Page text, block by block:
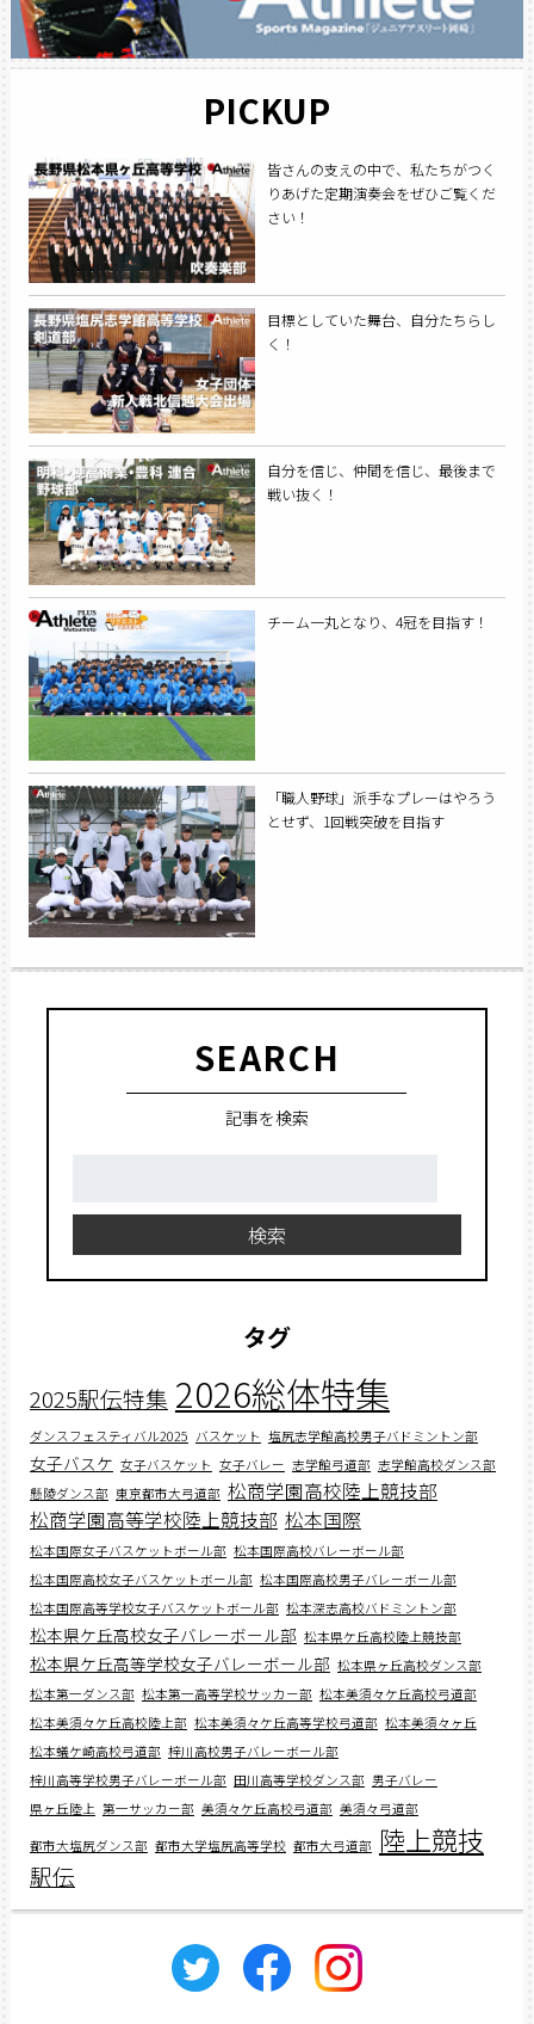
PICKUP
皆さんの支えの中で、私たちがつく
りあげた定期演奏会をぜひご覧くだ
さい！
目標としていた舞台、自分たちらし
く！
自分を信じ、仲間を信じ、最後まで
戦い抜く！
チーム一丸となり、4冠を目指す！
「職人野球」派手なプレーはやろう
とせず、1回戦突破を目指す
SEARCH
記事を検索
検索
タグ
2025駅伝特集 2026総体特集
ダンスフェスティバル2025 バスケット 塩尻志学館高校男子バドミントン部
女子バスケ 女子バスケット 女子バレー 志学館弓道部 志学館高校ダンス部
懸陵ダンス部 東京都市大弓道部 松商学園高校陸上競技部
松商学園高等学校陸上競技部 松本国際
松本国際女子バスケットボール部 松本国際高校バレーボール部
松本国際高校女子バスケットボール部 松本国際高校男子バレーボール部
松本国際高等学校女子バスケットボール部 松本深志高校バドミントン部
松本県ケ丘高校女子バレーボール部 松本県ケ丘高校陸上競技部
松本県ケ丘高等学校女子バレーボール部 松本県ヶ丘高校ダンス部
松本第一ダンス部 松本第一高等学校サッカー部 松本美須々ケ丘高校弓道部
松本美須々ケ丘高校陸上部 松本美須々ケ丘高等学校弓道部 松本美須々ヶ丘
松本蟻ケ崎高校弓道部 梓川高校男子バレーボール部
梓川高等学校男子バレーボール部 田川高等学校ダンス部 男子バレー
県ヶ丘陸上 第一サッカー部 美須々ケ丘高校弓道部 美須々弓道部
都市大塩尻ダンス部 都市大学塩尻高等学校 都市大弓道部 陸上競技
駅伝